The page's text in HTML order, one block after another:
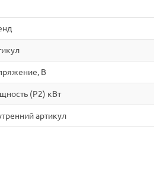
В
(P2) кВт
артикул